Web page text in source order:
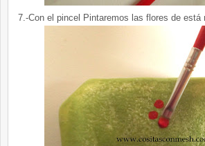
7.-Con el pincel Pintaremos las flores de está